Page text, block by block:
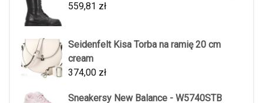
559,81 zł
Seidenfelt Kisa Torba na ramię 20 cm
cream
374,00 zł
Sneakersy New Balance - W5740STB